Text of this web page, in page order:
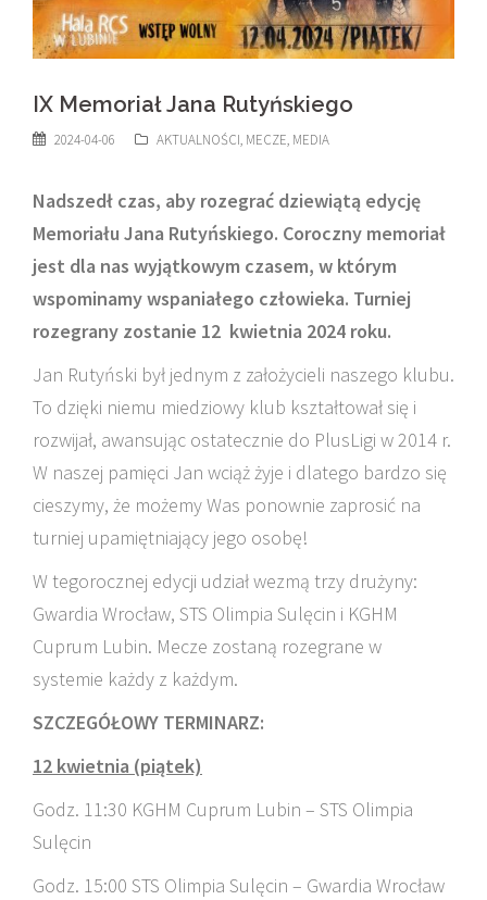
IX Memoriał Jana Rutyńskiego
2024-04-06 AKTUALNOŚCI, MECZE, MEDIA
Nadszedł czas, aby rozegrać dziewiątą edycję
Memoriału Jana Rutyńskiego. Coroczny memoriał
jest dla nas wyjątkowym czasem, w którym
wspominamy wspaniałego człowieka. Turniej
rozegrany zostanie 12 kwietnia 2024 roku.
Jan Rutyński był jednym z założycieli naszego klubu.
To dzięki niemu miedziowy klub kształtował się i
rozwijał, awansując ostatecznie do PlusLigi w 2014 r.
W naszej pamięci Jan wciąż żyje i dlatego bardzo się
cieszymy, że możemy Was ponownie zaprosić na
turniej upamiętniający jego osobę!
W tegorocznej edycji udział wezmą trzy drużyny:
Gwardia Wrocław, STS Olimpia Sulęcin i KGHM
Cuprum Lubin. Mecze zostaną rozegrane w
systemie każdy z każdym.
SZCZEGÓŁOWY TERMINARZ:
12 kwietnia (piątek)
Godz. 11:30 KGHM Cuprum Lubin – STS Olimpia
Sulęcin
Godz. 15:00 STS Olimpia Sulęcin – Gwardia Wrocław